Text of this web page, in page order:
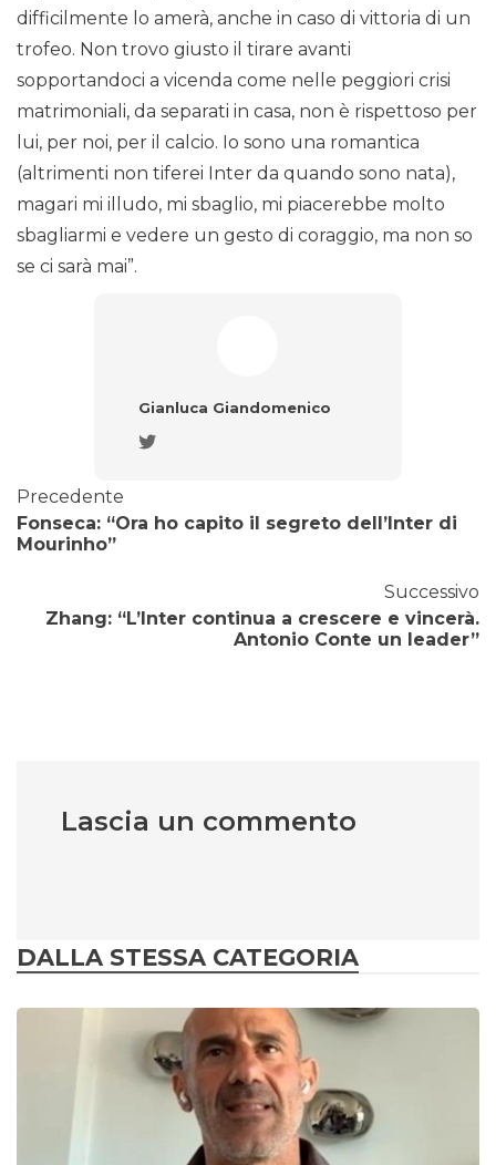
difficilmente lo amerà, anche in caso di vittoria di un
trofeo. Non trovo giusto il tirare avanti
sopportandoci a vicenda come nelle peggiori crisi
matrimoniali, da separati in casa, non è rispettoso per
lui, per noi, per il calcio. Io sono una romantica
(altrimenti non tiferei Inter da quando sono nata),
magari mi illudo, mi sbaglio, mi piacerebbe molto
sbagliarmi e vedere un gesto di coraggio, ma non so
se ci sarà mai”.
Gianluca Giandomenico
Precedente
Fonseca: “Ora ho capito il segreto dell’Inter di
Mourinho”
Successivo
Zhang: “L’Inter continua a crescere e vincerà.
Antonio Conte un leader”
Lascia un commento
DALLA STESSA CATEGORIA